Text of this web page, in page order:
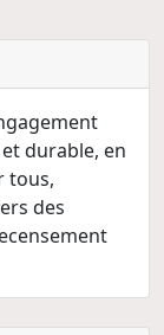
durable, en
tous,
des